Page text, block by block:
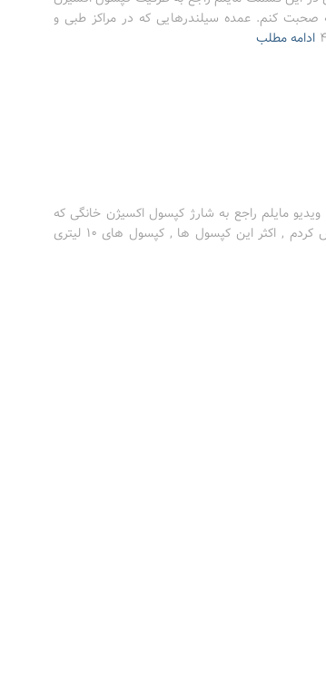
صحبت کنم. عمده سیلندرهایی که در مراکز طبی و
ادامه مطلب
مایلم راجع به شارژ کپسول اکسیژن خانگی که
بیشتر مصارف خانگی داره باهاتون صحبت کنم. همونطور که قبلا خدمتتون عرض کردم , اکثر این کپسول ها , کپسول های ۱۰ لیتری